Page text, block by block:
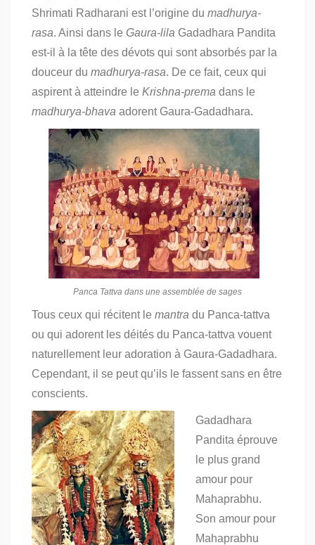
Shrimati Radharani est l’origine du madhurya-
rasa. Ainsi dans le Gaura-lila Gadadhara Pandita
est-il à la tête des dévots qui sont absorbés par la
douceur du madhurya-rasa. De ce fait, ceux qui
aspirent à atteindre le Krishna-prema dans le
madhurya-bhava adorent Gaura-Gadadhara.
Panca Tattva dans une assemblée de sages
Tous ceux qui récitent le mantra du Panca-tattva
ou qui adorent les déités du Panca-tattva vouent
naturellement leur adoration à Gaura-Gadadhara.
Cependant, il se peut qu’ils le fassent sans en être
conscients.
Gadadhara
Pandita éprouve
le plus grand
amour pour
Mahaprabhu.
Son amour pour
Mahaprabhu